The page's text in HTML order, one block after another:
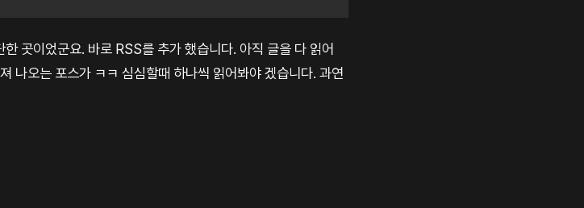
이었군요. 바로 RSS를 추가 했습니다. 아직 글을 다 읽어
오는 포스가 ㅋㅋ 심심할때 하나씩 읽어봐야 겠습니다. 과연